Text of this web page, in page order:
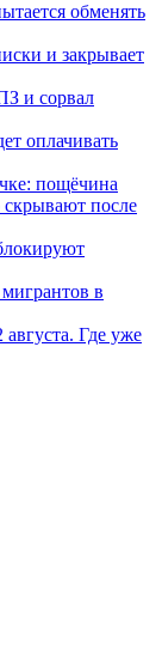
обменять
и закрывает
и сорвал
оплачивать
пощёчина
скрывают после
в
Где уже